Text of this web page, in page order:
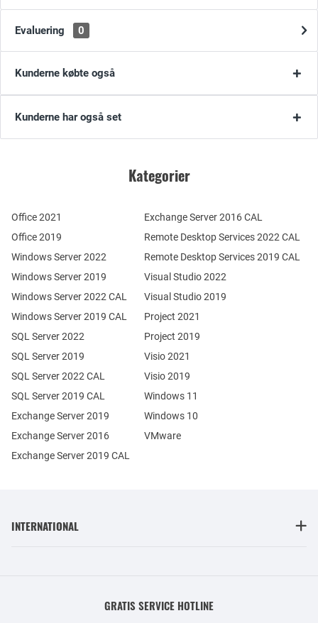
Evaluering 0
Kunderne købte også
Kunderne har også set
Kategorier
Office 2021
Office 2019
Windows Server 2022
Windows Server 2019
Exchange Server 2019
Exchange Server 2016
SQL Server 2022
SQL Server 2019
Windows Server 2022 CAL
Windows Server 2019 CAL
SQL Server 2022 CAL
SQL Server 2019 CAL
Remote Desktop Services 2022 CAL
Remote Desktop Services 2019 CAL
Exchange Server 2019 CAL
Exchange Server 2016 CAL
Visual Studio 2022
Visual Studio 2019
Project 2021
Project 2019
Visio 2021
Visio 2019
Windows 11
Windows 10
VMware
INTERNATIONAL
GRATIS SERVICE HOTLINE